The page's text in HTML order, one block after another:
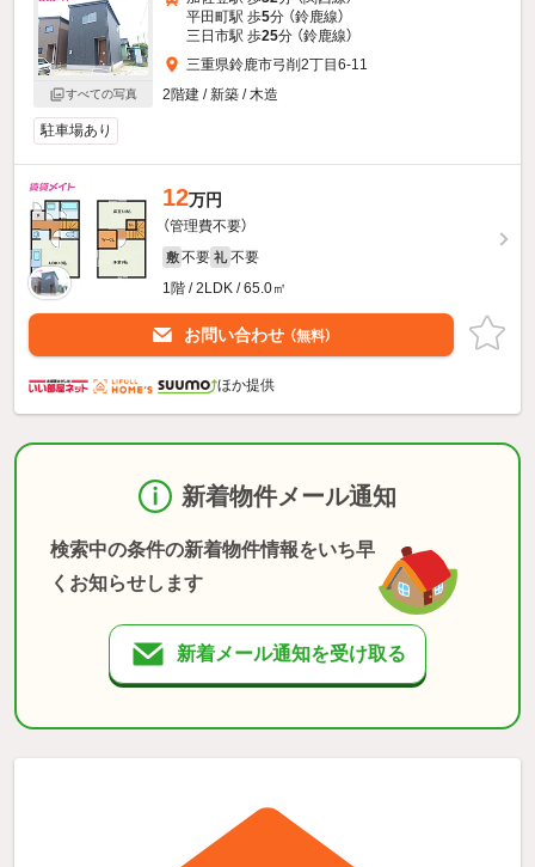
すべての写真
平田町駅 歩5分 （鈴鹿線）
三日市駅 歩25分 （鈴鹿線）
三重県鈴鹿市弓削2丁目6-11
2階建 / 新築 / 木造
駐車場あり
12万円
（管理費不要）
敷 不要 礼 不要
1階 / 2LDK / 65.0㎡
お問い合わせ （無料）
ほか提供
新着物件メール通知
検索中の条件の新着物件情報をいち早
くお知らせします
新着メール通知を受け取る